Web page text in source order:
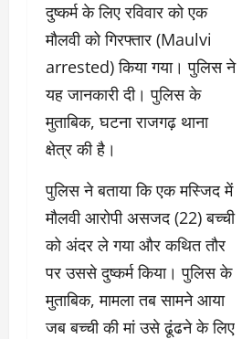
दुष्कर्म के लिए रविवार को एक
मौलवी को गिरफ्तार (Maulvi
arrested)किया गया। पुलिस ने
यह जानकारी दी। पुलिस के
मुताबिक, घटना राजगढ़ थाना
क्षेत्र की है।
पुलिस ने बताया कि एक मस्जिद में
मौलवी आरोपी असजद (22) बच्ची
को अंदर ले गया और कथित तौर
पर उससे दुष्कर्म किया। पुलिस के
मुताबिक, मामला तब सामने आया
जब बच्ची की मां उसे ढूंढने के लिए